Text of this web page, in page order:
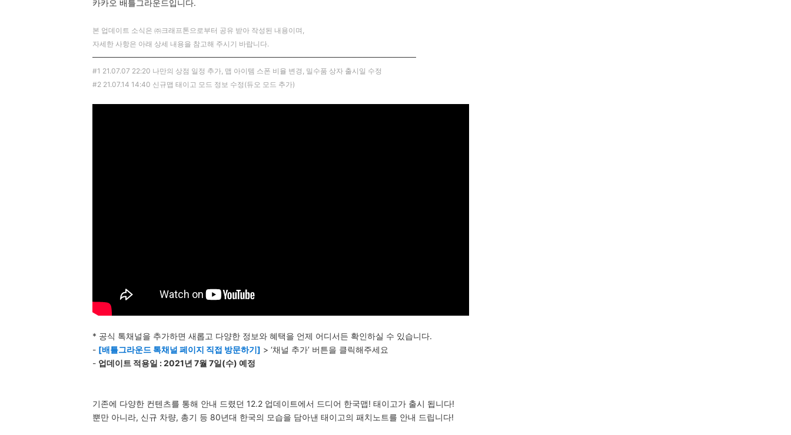
카카오 배틀그라운드입니다.
본 업데이트 소식은 ㈜크래프톤으로부터 공유 받아 작성된 내용이며,
자세한 사항은 아래 상세 내용을 참고해 주시기 바랍니다.
───────────────────────────────────────────────────────
#1 21.07.07 22:20 나만의 상점 일정 추가, 맵 아이템 스폰 비율 변경, 밀수품 상자 출시일 수정
#2 21.07.14 14:40 신규맵 태이고 모드 정보 수정(듀오 모드 추가)
* 공식 톡채널을 추가하면 새롭고 다양한 정보와 혜택을 언제 어디서든 확인하실 수 있습니다.
- [배틀그라운드 톡채널 페이지 직접 방문하기] > ‘채널 추가’ 버튼을 클릭해주세요
- 업데이트 적용일 : 2021년 7월 7일(수) 예정
기존에 다양한 컨텐츠를 통해 안내 드렸던 12.2 업데이트에서 드디어 한국맵! 태이고가 출시 됩니다!
뿐만 아니라, 신규 차량, 총기 등 80년대 한국의 모습을 담아낸 태이고의 패치노트를 안내 드립니다!